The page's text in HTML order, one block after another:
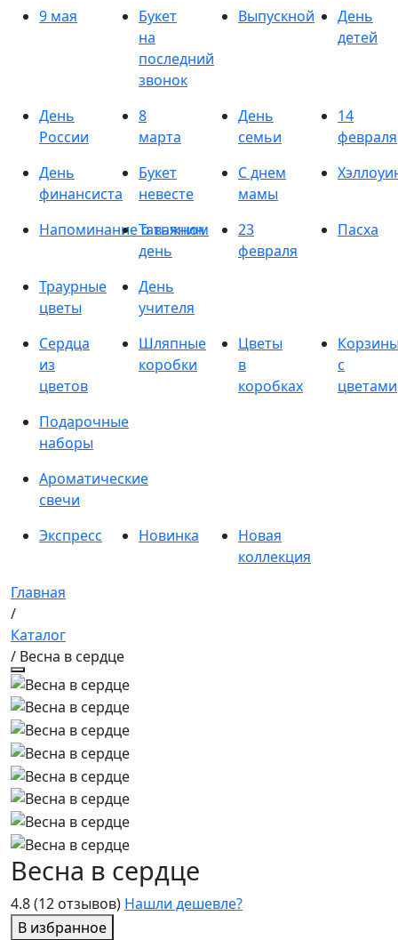
9 мая
Букет
на
последний
звонок
Выпускной
День
детей
День
России
8
марта
День
семьи
14
февраля
День
финансиста
Букет
невесте
С днем
мамы
Напоминание о важном
Татьянин
день
23
февраля
Пасха
Траурные
цветы
День
учителя
Сердца
из
цветов
Шляпные
коробки
Цветы
в
коробках
с
цветами
Подарочные
наборы
Ароматические
свечи
Экспресс
Новинка
Новая
коллекция
Главная
/
Каталог
/ Весна в сердце
4.8(12 отзывов) Нашли дешевле?
В избранное
Весна в сердце